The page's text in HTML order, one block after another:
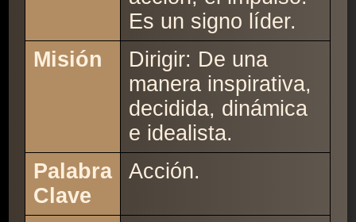
Es un signo líder.
Misión
Dirigir: De una
manera inspirativa,
decidida, dinámica
e idealista.
Palabra
Clave
Acción.